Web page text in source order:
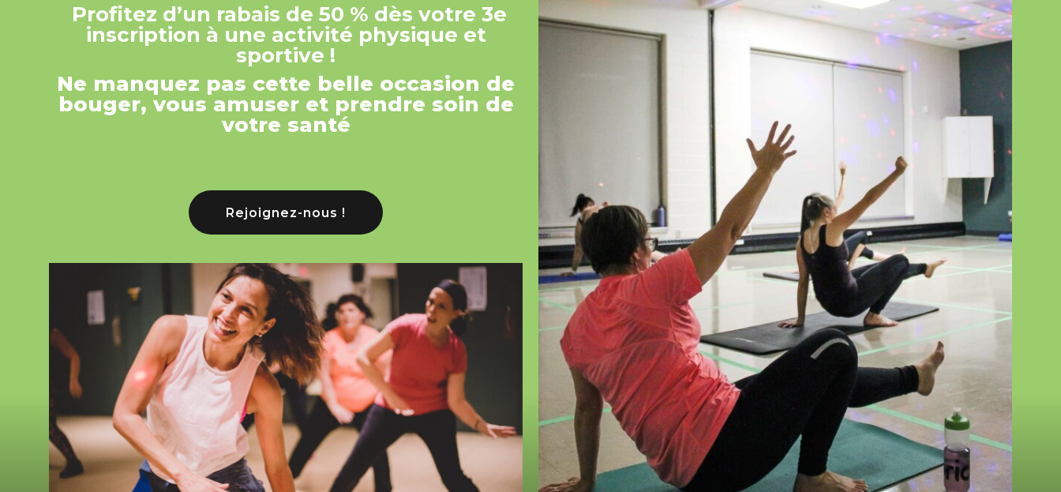
Profitez d’un rabais de 50 % dès votre 3e
inscription à une activité physique et
sportive !
Ne manquez pas cette belle occasion de
bouger, vous amuser et prendre soin de
votre santé
Rejoignez-nous !